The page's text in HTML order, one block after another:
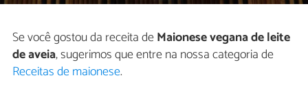
Se você gostou da receita deMaionese vegana de leite
de aveia, sugerimos que entre na nossa categoria de
Receitas de maionese.